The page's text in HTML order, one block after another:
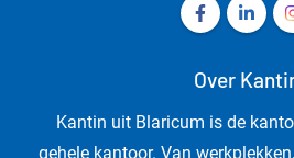
Volg ons
Over
Kantin uit Blaricum is de
gehele kantoor. Van